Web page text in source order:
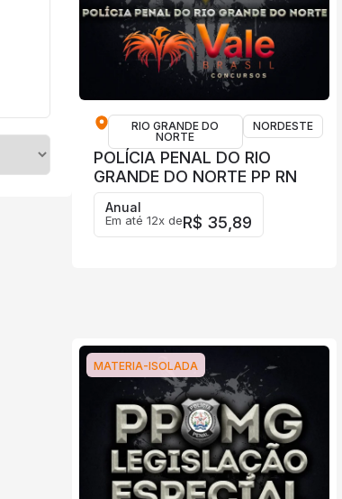
RIO GRANDE DO
NORTE
NORDESTE
POLÍCIA PENAL DO RIO
GRANDE DO NORTE PP RN
Anual
Em até 12x deR$ 35,89
MATERIA-ISOLADA